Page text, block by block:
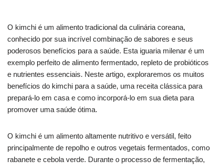
O kimchi é um alimento tradicional da culinária coreana,
conhecido por sua incrível combinação de sabores e seus
poderosos benefícios para a saúde. Esta iguaria milenar é um
exemplo perfeito de alimento fermentado, repleto de probióticos
e nutrientes essenciais. Neste artigo, exploraremos os muitos
benefícios do kimchi para a saúde, uma receita clássica para
prepará-lo em casa e como incorporá-lo em sua dieta para
promover uma saúde ótima.
O kimchi é um alimento altamente nutritivo e versátil, feito
principalmente de repolho e outros vegetais fermentados, como
rabanete e cebola verde. Durante o processo de fermentação,